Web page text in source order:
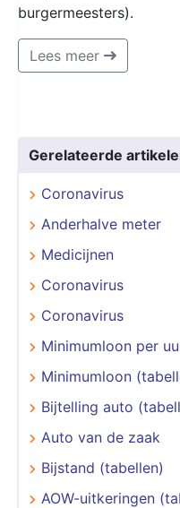
burgermeesters).
Lees meer
Gerelateerde
Coronavirus
Anderhalve meter
Medicijnen
Coronavirus
Coronavirus
Minimumloon per
Minimumloon
Bijtelling auto
Auto van de zaak
Bijstand (tabellen)
AOW-uitkeringen